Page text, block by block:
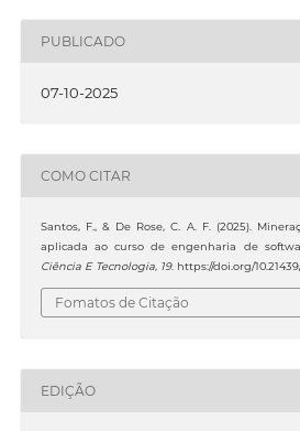
PUBLICADO
07-10-2025
COMO CITAR
Santos, F., & De Rose, C. A. F. (2025).
aplicada ao curso de engenharia de
Ciência E Tecnologia, 19. https://doi.org/
Fomatos de Citação
EDIÇÃO